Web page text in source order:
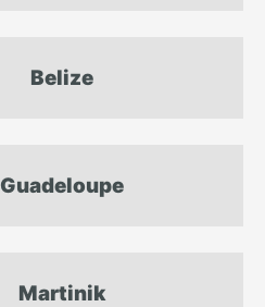
Belize
Guadeloupe
Martinik